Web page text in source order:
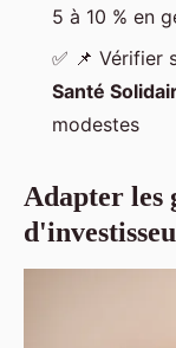
5 à 10 % en
✅ 📌 Vérifier
Santé
modestes
Adapter les